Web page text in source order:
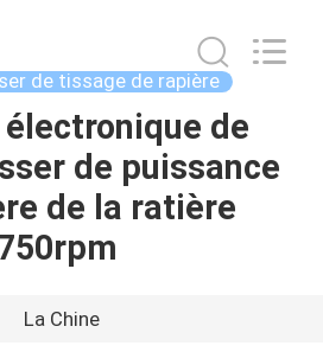
de tissage de rapière
de
de puissance
de la ratière
La Chine